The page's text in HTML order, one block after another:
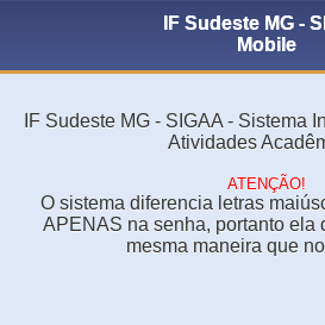
IF Sudeste MG -
Mobile
IF Sudeste MG - SIGAA - Sistema
Atividades
ATENÇÃO!
O sistema diferencia letras
APENAS na senha, portanto ela
mesma maneira que